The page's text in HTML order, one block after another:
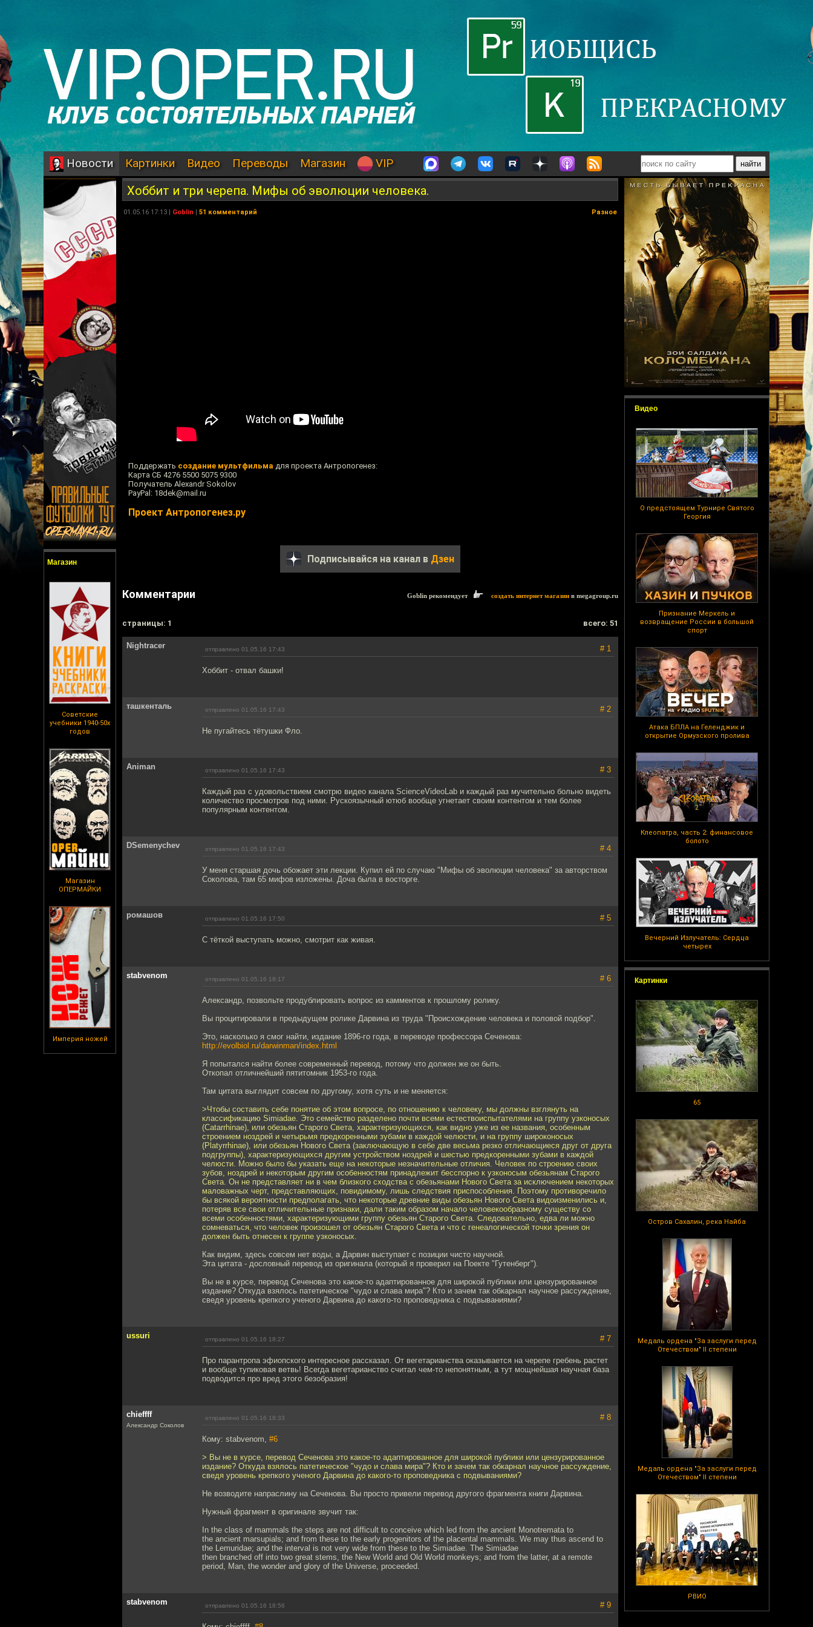
Новости Картинки Видео Переводы Магазин VIP
Магазин
Советские
учебники 1940-50х
годов
Магазин
ОПЕРМАЙКИ
Империя ножей
Видео
О предстоящем Турнире Святого
Георгия
Признание Меркель и
возвращение России в большой
спорт
Атака БПЛА на Геленджик и
открытие Ормузского пролива
Клеопатра, часть 2: финансовое
болото
Вечерний Излучатель: Сердца
четырех
Картинки
65
Остров Сахалин, река Найба
Медаль ордена "За заслуги перед
Отечеством" II степени
Медаль ордена "За заслуги перед
Отечеством" II степени
РВИО
Хоббит и три черепа. Мифы об эволюции человека.
01.05.16 17:13 | Goblin | 51 комментарий Разное
Поддержать создание мультфильма для проекта Антропогенез:
Карта СБ 4276 5500 5075 9300
Получатель Alexandr Sokolov
PayPal: 18dek@mail.ru
Проект Антропогенез.ру
Подписывайся на канал в Дзен
Комментарии Goblin рекомендует создать интернет магазин в megagroup.ru
cтраницы: 1 всего: 51
Nightracer отправлено 01.05.16 17:43 # 1
Хоббит - отвал башки!
ташкенталь отправлено 01.05.16 17:43 # 2
Не пугайтесь тётушки Фло.
Animan отправлено 01.05.16 17:43 # 3
Каждый раз с удовольствием смотрю видео канала ScienceVideoLab и каждый раз мучительно больно видеть
количество просмотров под ними. Рускоязычный ютюб вообще угнетает своим контентом и тем более
популярным контентом.
DSemenychev отправлено 01.05.16 17:43 # 4
У меня старшая дочь обожает эти лекции. Купил ей по случаю "Мифы об эволюции человека" за авторством
Соколова, там 65 мифов изложены. Доча была в восторге.
ромашов отправлено 01.05.16 17:50 # 5
С тёткой выступать можно, смотрит как живая.
stabvenom отправлено 01.05.16 18:17 # 6
Александр, позвольте продублировать вопрос из камментов к прошлому ролику.
Вы процитировали в предыдущем ролике Дарвина из труда "Происхождение человека и половой подбор".
Это, насколько я смог найти, издание 1896-го года, в переводе профессора Сеченова:
http://evolbiol.ru/darwinman/index.html
Я попытался найти более современный перевод, потому что должен же он быть.
Откопал отличнейший пятитомник 1953-го года.
Там цитата выглядит совсем по другому, хотя суть и не меняется:
>Чтобы составить себе понятие об этом вопросе, по отношению к человеку, мы должны взглянуть на
классификацию Simiadae. Это семейство разделено почти всеми естествоиспытателями на группу узконосых
(Catarrhinae), или обезьян Старого Света, характеризующихся, как видно уже из ее названия, особенным
строением ноздрей и четырьмя предкоренными зубами в каждой челюсти, и на группу широконосых
(Platyrrhinae), или обезьян Нового Света (заключающую в себе две весьма резко отличающиеся друг от друга
подгруппы), характеризующихся другим устройством ноздрей и шестью предкоренными зубами в каждой
челюсти. Можно было бы указать еще на некоторые незначительные отличия. Человек по строению своих
зубов, ноздрей и некоторым другим особенностям принадлежит бесспорно к узконосым обезьянам Старого
Света. Он не представляет ни в чем близкого сходства с обезьянами Нового Света за исключением некоторых
маловажных черт, представляющих, повидимому, лишь следствия приспособления. Поэтому противоречило
бы всякой вероятности предполагать, что некоторые древние виды обезьян Нового Света видоизменились и,
потеряв все свои отличительные признаки, дали таким образом начало человекообразному существу со
всеми особенностями, характеризующими группу обезьян Старого Света. Следовательно, едва ли можно
сомневаться, что человек произошел от обезьян Старого Света и что с генеалогической точки зрения он
должен быть отнесен к группе узконосых.
Как видим, здесь совсем нет воды, а Дарвин выступает с позиции чисто научной.
Эта цитата - дословный перевод из оригинала (который я проверил на Поекте "Гутенберг").
Вы не в курсе, перевод Сеченова это какое-то адаптированное для широкой публики или цензурированное
издание? Откуда взялось патетическое "чудо и слава мира"? Кто и зачем так обкарнал научное рассуждение,
сведя уровень крепкого ученого Дарвина до какого-то проповедника с подвываниями?
ussuri отправлено 01.05.16 18:27 # 7
Про парантропа эфиопского интересное рассказал. От вегетарианства оказывается на черепе гребень растет
и вообще тупиковая ветвь! Всегда вегетарианство считал чем-то непонятным, а тут мощнейшая научная база
подводится про вред этого безобразия!
chieffff
Александр Соколов
отправлено 01.05.16 18:33 # 8
Кому: stabvenom, #6
> Вы не в курсе, перевод Сеченова это какое-то адаптированное для широкой публики или цензурированное
издание? Откуда взялось патетическое "чудо и слава мира"? Кто и зачем так обкарнал научное рассуждение,
сведя уровень крепкого ученого Дарвина до какого-то проповедника с подвываниями?
Не возводите напраслину на Сеченова. Вы просто привели перевод другого фрагмента книги Дарвина.
Нужный фрагмент в оригинале звучит так:
In the class of mammals the steps are not difficult to conceive which led from the ancient Monotremata to
the ancient marsupials; and from these to the early progenitors of the placental mammals. We may thus ascend to
the Lemuridae; and the interval is not very wide from these to the Simiadae. The Simiadae
then branched off into two great stems, the New World and Old World monkeys; and from the latter, at a remote
period, Man, the wonder and glory of the Universe, proceeded.
stabvenom отправлено 01.05.16 18:56 # 9